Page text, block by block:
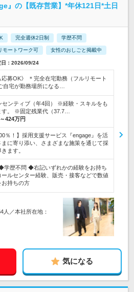
』の【既存営業】*年休121日*土日
完全週休2日制 学歴不問
モートワーク可 女性のおしごと掲載中
：2026/09/24
応募OK》 ＊完全在宅勤務（フルリモート
自宅が勤務場所になる…
センティブ（年4回） ※経験・スキルをも
す。 ※固定残業代（37.7…
424万円
％！】採用支援サービス『engage』を活
に寄り添い、さまざまな施策を通じて採
ます。
◆学歴不問 ◆右記いずれかの経験をお持ち
ルセンター経験、販売・接客などで数値
お持ちの方
人／本社所在地：
気になる